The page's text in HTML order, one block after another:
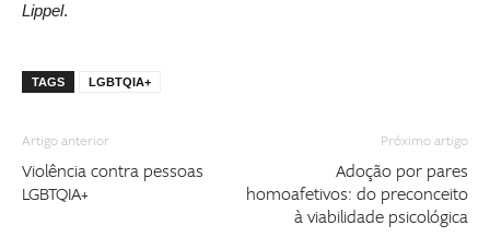
Lippel.
TAGS LGBTQIA+
Artigo anterior
Violência contra pessoas
LGBTQIA+
Próximo artigo
Adoção por pares
homoafetivos: do preconceito
à viabilidade psicológica